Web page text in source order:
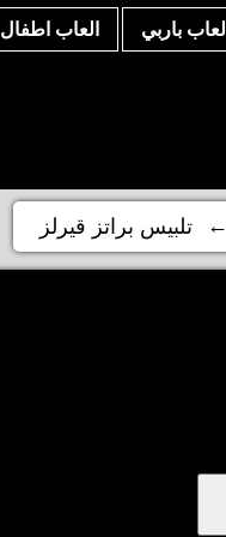
العاب باربي العاب اطفال
← تلبيس براتز قيرلز